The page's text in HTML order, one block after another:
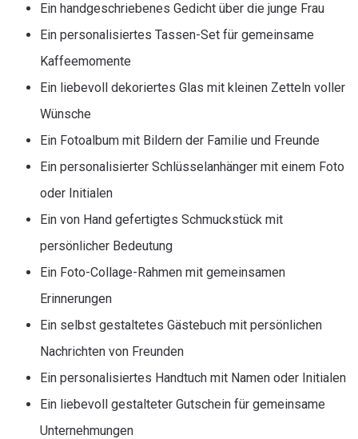
Ein handgeschriebenes Gedicht über die junge Frau
Ein personalisiertes Tassen-Set für gemeinsame
Kaffeemomente
Ein liebevoll dekoriertes Glas mit kleinen Zetteln voller
Wünsche
Ein Fotoalbum mit Bildern der Familie und Freunde
Ein personalisierter Schlüsselanhänger mit einem Foto
oder Initialen
Ein von Hand gefertigtes Schmuckstück mit
persönlicher Bedeutung
Ein Foto-Collage-Rahmen mit gemeinsamen
Erinnerungen
Ein selbst gestaltetes Gästebuch mit persönlichen
Nachrichten von Freunden
Ein personalisiertes Handtuch mit Namen oder Initialen
Ein liebevoll gestalteter Gutschein für gemeinsame
Unternehmungen